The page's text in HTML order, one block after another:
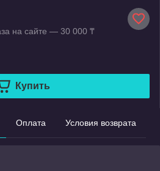
на сайте — 30 000 ₸
Купить
Оплата Условия возврата